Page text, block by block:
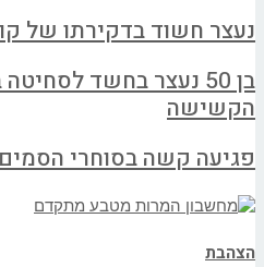
נעצר חשוד בדקירתו של קורבן בן
בן 50 נעצר בחשד
הקשישה
פגיעה קשה בסוחרי
הצהבת